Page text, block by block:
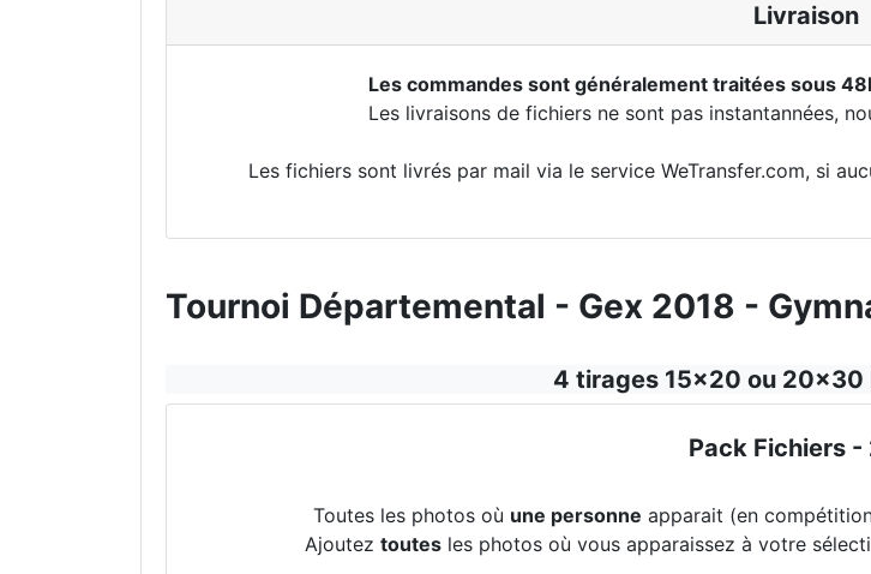
Livraison
Les commandes sont généralement traitées sous
Les livraisons de fichiers ne sont pas instantannées,
Les fichiers sont livrés par mail via le service WeTransfer.com, si
Tournoi Départemental - Gex 2018 -
4 tirages 15x20 ou 20x30
Pack Fichiers -
Toutes les photos où une personne apparait (en
Ajoutez toutes les photos où vous apparaissez à votre